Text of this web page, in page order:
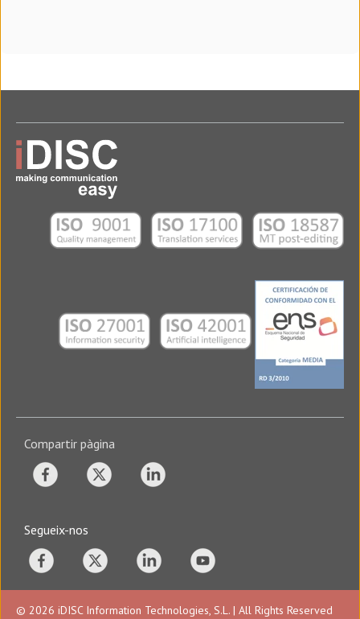
Compartir pàgina
Segueix-nos
© 2026 iDISC Information Technologies, S.L. | All Rights Reserved